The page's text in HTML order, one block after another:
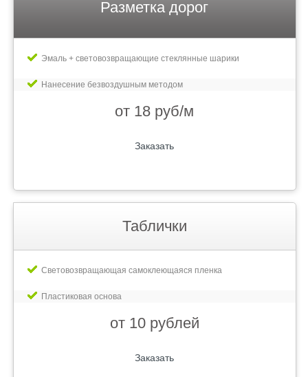
Разметка дорог
Эмаль + световозвращающие стеклянные шарики
Нанесение безвоздушным методом
от 18 руб/м
Заказать
Таблички
Световозвращающая самоклеющаяся пленка
Пластиковая основа
от 10 рублей
Заказать